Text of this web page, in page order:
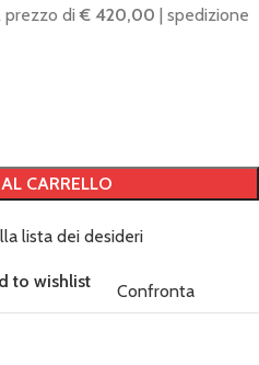
prezzo di€ 420,00 | spedizione
CARRELLO
lista dei desideri
to wishlist Confronta